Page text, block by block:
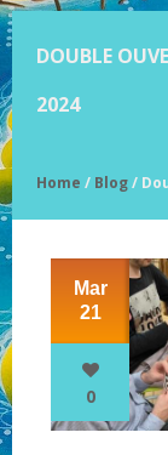
LES SÉANCES
FESTIVAL DU
NOS
QUI
DOUBLE
2024
Home / Blog/
Mar
21
0